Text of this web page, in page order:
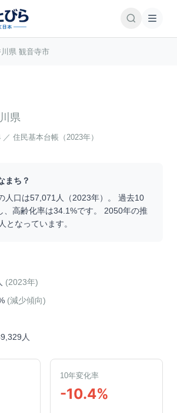
県 観音寺市
県
／ 住民基本台帳（2023年）
まち？
人口は57,071 人（2023年）。 過去10
、高齢化率は34.1%です。 2050年の推
人となっています。
(2023年)
(減少傾向)
人
10年変化率
-10.4%